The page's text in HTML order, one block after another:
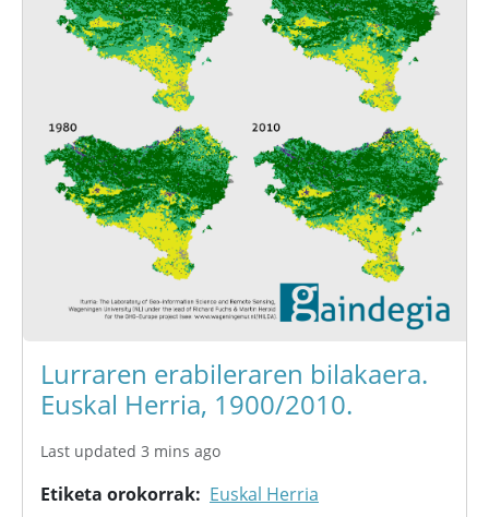
Lurraren erabileraren bilakaera.
Euskal Herria, 1900/2010.
Last updated 3 mins ago
Etiketa orokorrak Euskal Herria